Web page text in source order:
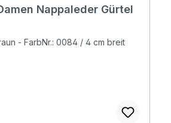
Nappaleder Gürtel
- FarbNr.: 0084 / 4 cm breit